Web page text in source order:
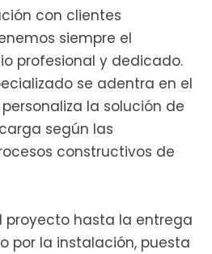
con clientes
siempre el
profesional y dedicado.
se adentra en el
la solución de
según las
constructivos de
proyecto hasta la entrega
por la instalación, puesta